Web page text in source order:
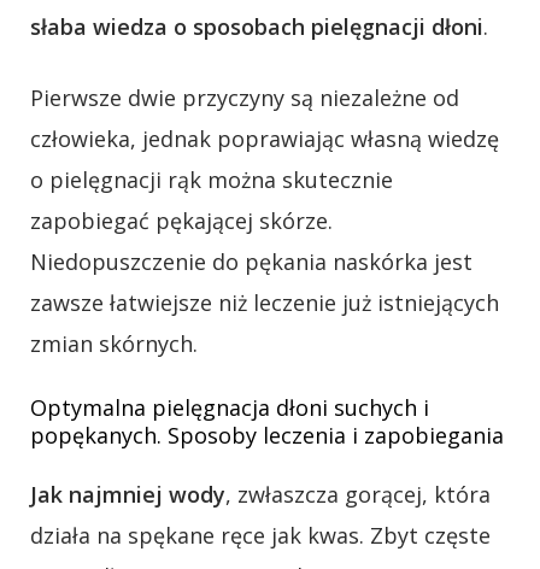
słaba wiedza o sposobach pielęgnacji dłoni.
Pierwsze dwie przyczyny są niezależne od
człowieka, jednak poprawiając własną wiedzę
o pielęgnacji rąk można skutecznie
zapobiegać pękającej skórze.
Niedopuszczenie do pękania naskórka jest
zawsze łatwiejsze niż leczenie już istniejących
zmian skórnych.
Optymalna pielęgnacja dłoni suchych i
popękanych. Sposoby leczenia i zapobiegania
Jak najmniej wody, zwłaszcza gorącej, która
działa na spękane ręce jak kwas. Zbyt częste